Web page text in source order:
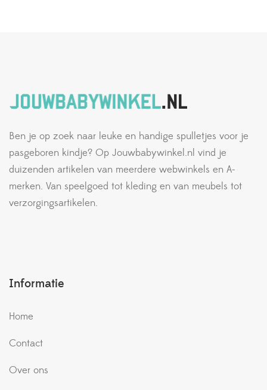
Ben je op zoek naar leuke en handige spulletjes voor je
pasgeboren kindje? Op Jouwbabywinkel.nl vind je
duizenden artikelen van meerdere webwinkels en A-
merken. Van speelgoed tot kleding en van meubels tot
verzorgingsartikelen.
Informatie
Home
Contact
Over ons